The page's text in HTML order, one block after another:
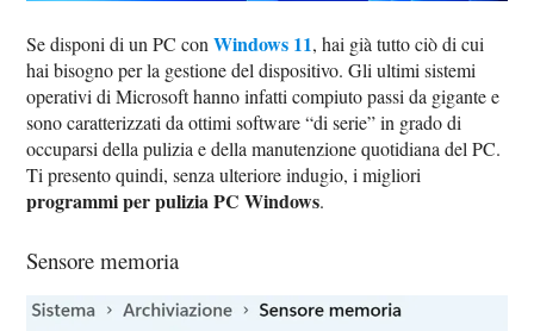
Se disponi di un PC conWindows 11, hai già tutto ciò di cui
hai bisogno per la gestione del dispositivo. Gli ultimi sistemi
operativi di Microsoft hanno infatti compiuto passi da gigante e
sono caratterizzati da ottimi software “di serie” in grado di
occuparsi della pulizia e della manutenzione quotidiana del PC.
Ti presento quindi, senza ulteriore indugio, i migliori
programmi per pulizia PC Windows.
Sensore memoria